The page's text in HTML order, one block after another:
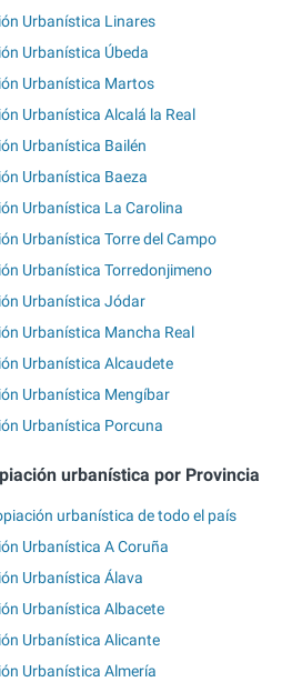
Urbanística Linares
Urbanística Úbeda
Urbanística Martos
Urbanística Alcalá la Real
Urbanística Bailén
Urbanística Baeza
Urbanística La Carolina
Urbanística Torre del Campo
Urbanística Torredonjimeno
Urbanística Jódar
Urbanística Mancha Real
Urbanística Alcaudete
Urbanística Mengíbar
Urbanística Porcuna
urbanística por Provincia
urbanística de todo el país
Urbanística A Coruña
Urbanística Álava
Urbanística Albacete
Urbanística Alicante
Urbanística Almería